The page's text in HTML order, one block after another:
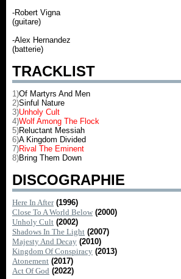
-Robert Vigna
(guitare)
-Alex Hernandez
(batterie)
TRACKLIST
1)Of Martyrs And Men
2)Sinful Nature
3)Unholy Cult
4)Wolf Among The Flock
5)Reluctant Messiah
6)A Kingdom Divided
7)Rival The Eminent
8)Bring Them Down
DISCOGRAPHIE
Here In After (1996)
Close To A World Below (2000)
Unholy Cult (2002)
Shadows In The Light (2007)
Majesty And Decay (2010)
Kingdom Of Conspiracy (2013)
Atonement (2017)
Act Of God (2022)